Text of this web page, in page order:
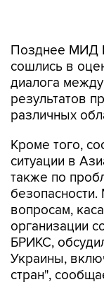
диалога
результатов
различных
Кроме того,
также по
вопросам,
организации
БРИКС,
Украины,
стран",
18 февраля в